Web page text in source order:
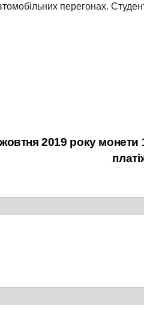
перегонах.
2019 року монети